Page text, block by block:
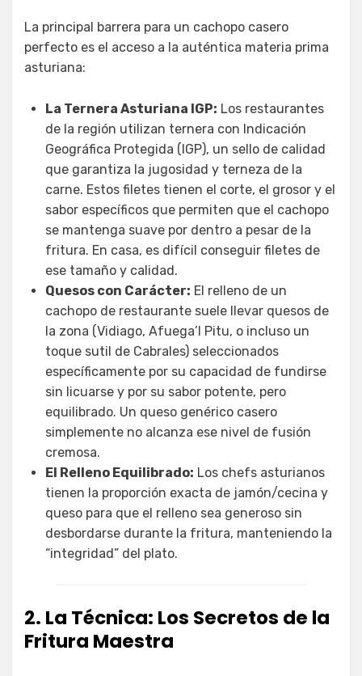
La principal barrera para un cachopo casero
perfecto es el acceso a la auténtica materia prima
asturiana:
La Ternera Asturiana IGP: Los restaurantes
de la región utilizan ternera con Indicación
Geográfica Protegida (IGP), un sello de calidad
que garantiza la jugosidad y terneza de la
carne. Estos filetes tienen el corte, el grosor y el
sabor específicos que permiten que el cachopo
se mantenga suave por dentro a pesar de la
fritura. En casa, es difícil conseguir filetes de
ese tamaño y calidad.
Quesos con Carácter: El relleno de un
cachopo de restaurante suele llevar quesos de
la zona (Vidiago, Afuega’l Pitu, o incluso un
toque sutil de Cabrales) seleccionados
específicamente por su capacidad de fundirse
sin licuarse y por su sabor potente, pero
equilibrado. Un queso genérico casero
simplemente no alcanza ese nivel de fusión
cremosa.
El Relleno Equilibrado: Los chefs asturianos
tienen la proporción exacta de jamón/cecina y
queso para que el relleno sea generoso sin
desbordarse durante la fritura, manteniendo la
“integridad” del plato.
2. La Técnica: Los Secretos de la
Fritura Maestra